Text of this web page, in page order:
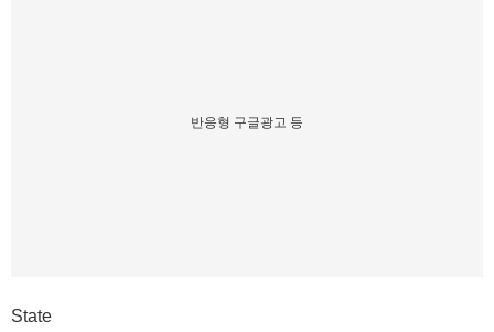
반응형 구글광고 등
State